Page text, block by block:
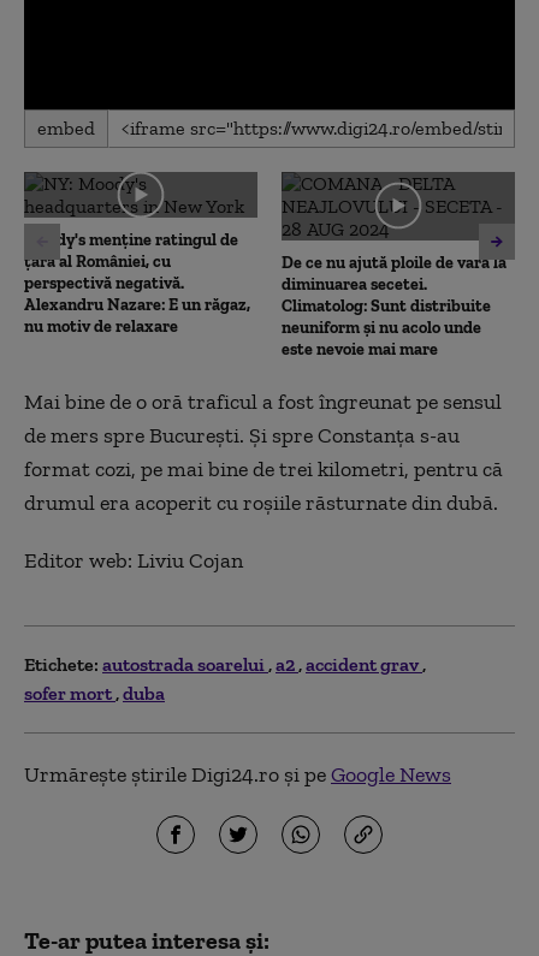
0
seconds
0
seconds
embed
Moody's menține ratingul de
țară al României, cu
perspectivă negativă.
Alexandru Nazare: E un răgaz,
nu motiv de relaxare
De ce nu ajută ploile de vară la
diminuarea secetei.
Climatolog: Sunt distribuite
neuniform și nu acolo unde
este nevoie mai mare
Mai bine de o oră traficul a fost îngreunat pe sensul
de mers spre București. Și spre Constanța s-au
format cozi, pe mai bine de trei kilometri, pentru că
drumul era acoperit cu roșiile răsturnate din dubă.
Editor web: Liviu Cojan
Etichete: autostrada soarelui a2 accident grav
sofer mort duba
Urmărește știrile Digi24.ro și peGoogle News
Te-ar putea interesa și: